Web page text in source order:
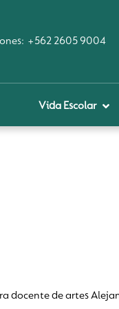
+562 2605 9004
Vida Escolar
docente de artes